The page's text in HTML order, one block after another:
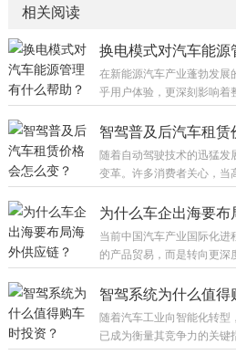
相关阅读
换电模式对汽车能源
在新能源汽车产业蓬勃发展
乎用户体验，更深刻影响着
换技术作为一种高效的解决
能。它将能源补充环节从分
管理带来了多维度的优化。
势所在。在传统充电场景中
能电池管理系统，在恒温环
智驾普及后汽车租赁
随着自动驾驶技术的迅猛发
变革。许多消费者关心，当
的租车模式是否会受到冲击
业逻辑来看，技术革新往往
是商业模式的重构。 一方
在传统租赁业务中，车辆调
营效率，减少因人为操作失
为什么车企出海要布
当前中国汽车产业国际化
的产品贸易，而是转向更
后，蕴含着对全球市场格局
供应体系的核心动因之一在
感型市场中会削弱竞争力。
套网络，企业能够有效利用
智驾系统为什么值得
随着汽车工业向智能化转型
已成为衡量其竞争力的关键